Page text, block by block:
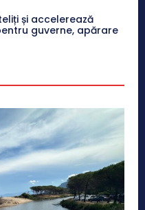
și accelerează
guverne, apărare